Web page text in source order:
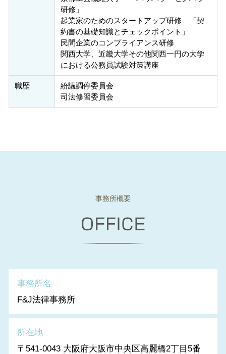
研修」
起業家のためのスタートアップ研修 「契
約書の基礎知識とチェックポイント」
民間企業のコンプライアンス研修
関西大学、近畿大学その他関西一円の大学
における公務員試験対策講座
職歴
紛議調停委員会
司法修習委員会
事務所概要
事務所名
F&J法律事務所
所在地
〒541-0043 大阪府大阪市中央区高麗橋2丁目5番